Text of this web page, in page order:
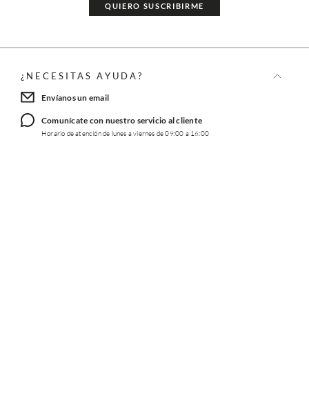
QUIERO SUSCRIBIRME
¿NECESITAS AYUDA?
Envíanos un email
Comunícate con nuestro servicio al cliente
Horario de atención de lunes a viernes de 09:00 a 16:00